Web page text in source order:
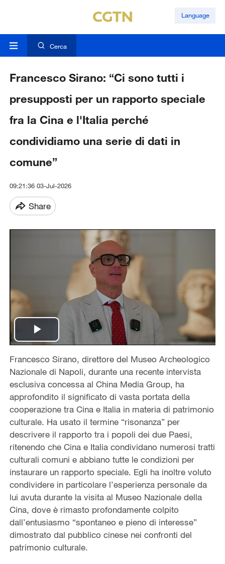
Language
Cerca
Francesco Sirano: “Ci sono tutti i
presupposti per un rapporto speciale
fra la Cina e l'Italia perché
condividiamo una serie di dati in
comune”
09:21:36 03-Jul-2026
Share
Play
Video
Francesco Sirano, direttore del Museo Archeologico
Nazionale di Napoli, durante una recente intervista
esclusiva concessa al China Media Group, ha
approfondito il significato di vasta portata della
cooperazione tra Cina e Italia in materia di patrimonio
culturale. Ha usato il termine “risonanza” per
descrivere il rapporto tra i popoli dei due Paesi,
ritenendo che Cina e Italia condividano numerosi tratti
culturali comuni e abbiano tutte le condizioni per
instaurare un rapporto speciale. Egli ha inoltre voluto
condividere in particolare l’esperienza personale da
lui avuta durante la visita al Museo Nazionale della
Cina, dove è rimasto profondamente colpito
dall’entusiasmo “spontaneo e pieno di interesse”
dimostrato dal pubblico cinese nei confronti del
patrimonio culturale.